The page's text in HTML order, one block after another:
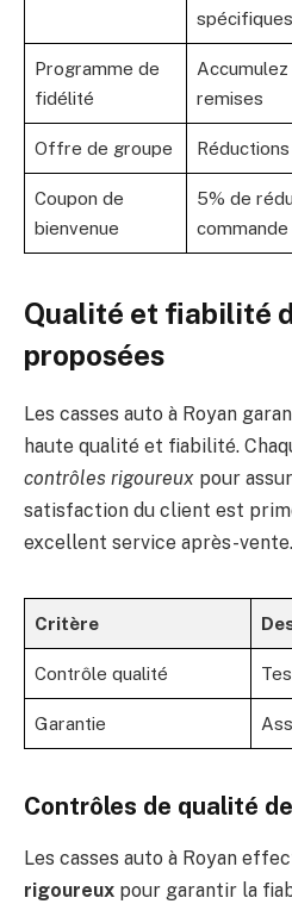
Programme de
fidélité
remises
Offre de groupe
Coupon de
bienvenue
5% de
commande
Qualité et fiabilité
proposées
Les casses auto à Royan
haute qualité et fiabilité.
contrôles rigoureux pour
satisfaction du client est
excellent service après-vente.
Critère
Contrôle qualité
Garantie
Contrôles de qualité
Les casses auto à Royan
rigoureux pour garantir la